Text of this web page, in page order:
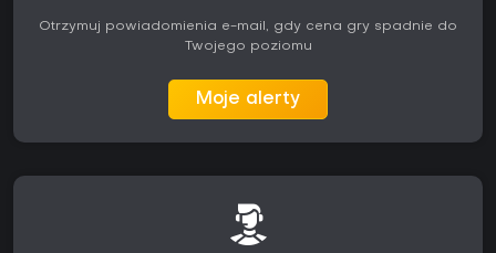
Otrzymuj powiadomienia e-mail, gdy cena gry spadnie do
Twojego poziomu
Moje alerty